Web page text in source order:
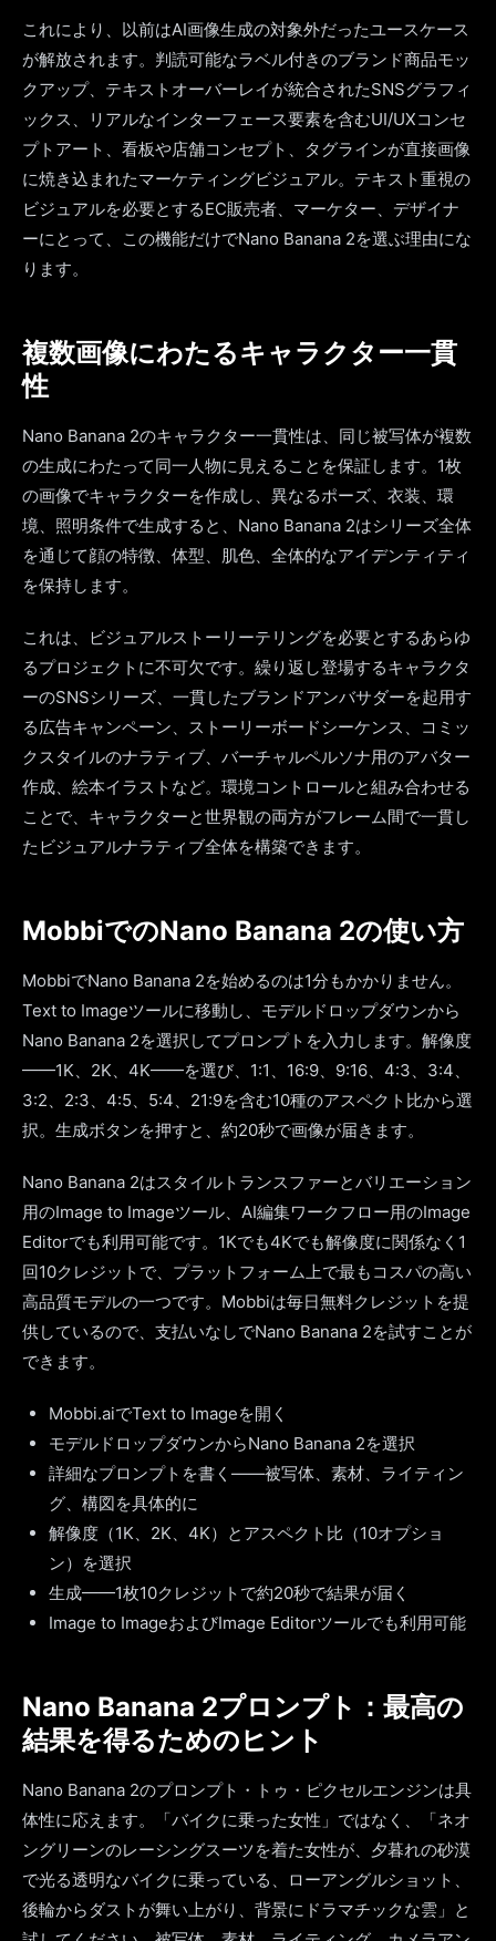
これにより、以前はAI画像生成の対象外だったユースケース
が解放されます。判読可能なラベル付きのブランド商品モッ
クアップ、テキストオーバーレイが統合されたSNSグラフィ
ックス、リアルなインターフェース要素を含むUI/UXコンセ
プトアート、看板や店舗コンセプト、タグラインが直接画像
に焼き込まれたマーケティングビジュアル。テキスト重視の
ビジュアルを必要とするEC販売者、マーケター、デザイナ
ーにとって、この機能だけでNano Banana 2を選ぶ理由にな
ります。
複数画像にわたるキャラクター一貫
性
Nano Banana 2のキャラクター一貫性は、同じ被写体が複数
の生成にわたって同一人物に見えることを保証します。1枚
の画像でキャラクターを作成し、異なるポーズ、衣装、環
境、照明条件で生成すると、Nano Banana 2はシリーズ全体
を通じて顔の特徴、体型、肌色、全体的なアイデンティティ
を保持します。
これは、ビジュアルストーリーテリングを必要とするあらゆ
るプロジェクトに不可欠です。繰り返し登場するキャラクタ
ーのSNSシリーズ、一貫したブランドアンバサダーを起用す
る広告キャンペーン、ストーリーボードシーケンス、コミッ
クスタイルのナラティブ、バーチャルペルソナ用のアバター
作成、絵本イラストなど。環境コントロールと組み合わせる
ことで、キャラクターと世界観の両方がフレーム間で一貫し
たビジュアルナラティブ全体を構築できます。
MobbiでのNano Banana 2の使い方
MobbiでNano Banana 2を始めるのは1分もかかりません。
Text to Imageツールに移動し、モデルドロップダウンから
Nano Banana 2を選択してプロンプトを入力します。解像度
——1K、2K、4K——を選び、1:1、16:9、9:16、4:3、3:4、
3:2、2:3、4:5、5:4、21:9を含む10種のアスペクト比から選
択。生成ボタンを押すと、約20秒で画像が届きます。
Nano Banana 2はスタイルトランスファーとバリエーション
用のImage to Imageツール、AI編集ワークフロー用のImage
Editorでも利用可能です。1Kでも4Kでも解像度に関係なく1
回10クレジットで、プラットフォーム上で最もコスパの高い
高品質モデルの一つです。Mobbiは毎日無料クレジットを提
供しているので、支払いなしでNano Banana 2を試すことが
できます。
Mobbi.aiでText to Imageを開く
モデルドロップダウンからNano Banana 2を選択
詳細なプロンプトを書く——被写体、素材、ライティン
グ、構図を具体的に
解像度（1K、2K、4K）とアスペクト比（10オプショ
ン）を選択
生成——1枚10クレジットで約20秒で結果が届く
Image to ImageおよびImage Editorツールでも利用可能
Nano Banana 2プロンプト：最高の
結果を得るためのヒント
Nano Banana 2のプロンプト・トゥ・ピクセルエンジンは具
体性に応えます。「バイクに乗った女性」ではなく、「ネオ
ングリーンのレーシングスーツを着た女性が、夕暮れの砂漠
で光る透明なバイクに乗っている、ローアングルショット、
後輪からダストが舞い上がり、背景にドラマチックな雲」と